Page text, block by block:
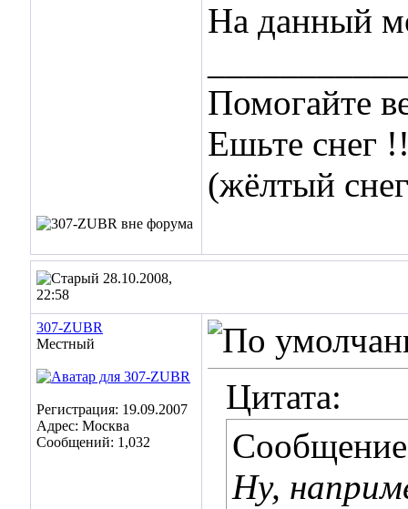
На данный
Помогайте
Ешьте снег
(жёлтый
28.10.2008,
22:58
307-ZUBR
Местный
Регистрация: 19.09.2007
Адрес: Москва
Сообщений: 1,032
Цитата:
Ну,